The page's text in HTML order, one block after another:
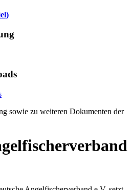
sowie zu weiteren Dokumenten der